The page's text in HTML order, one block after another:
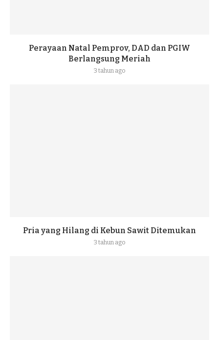
Perayaan Natal Pemprov, DAD dan PGIW
Berlangsung Meriah
3 tahun ago
Pria yang Hilang di Kebun Sawit Ditemukan
3 tahun ago